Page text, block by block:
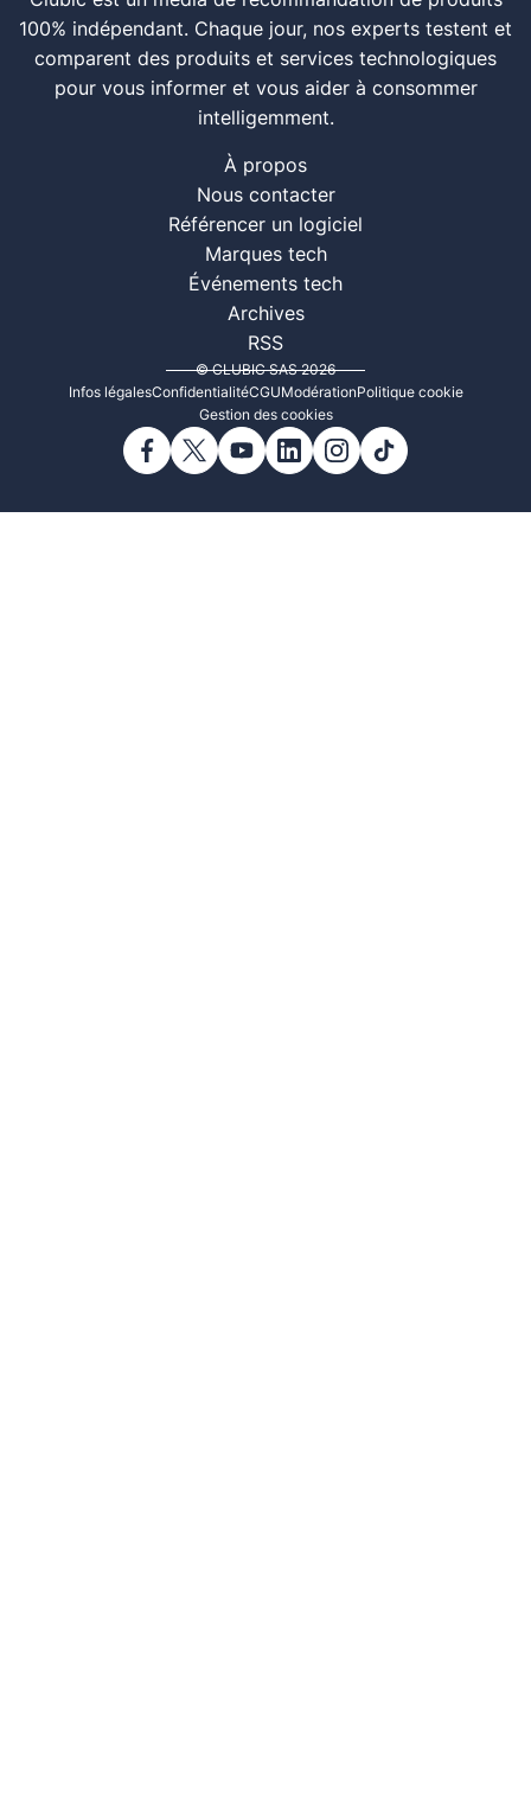
100% indépendant. Chaque jour, nos experts testent et
comparent des produits et services technologiques
pour vous informer et vous aider à consommer
intelligemment.
À propos
Nous contacter
Référencer un logiciel
Marques tech
Événements tech
Archives
RSS
© CLUBIC SAS 2026
Infos légalesConfidentialitéCGUModérationPolitique cookie
Gestion des cookies